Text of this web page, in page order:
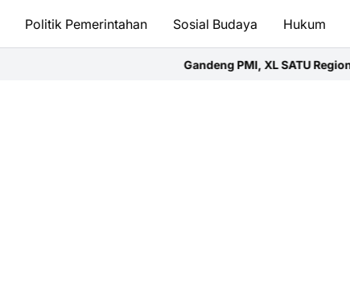
Politik Pemerintahan Sosial Budaya Hukum
Gandeng PMI, XL SATU Regional East – Sulawesi